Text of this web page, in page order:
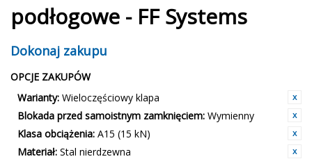
podłogowe - FF Systems
Dokonaj zakupu
OPCJE ZAKUPÓW
Warianty: Wieloczęściowy klapa
Blokada przed samoistnym zamknięciem: Wymienny
Klasa obciążenia: A15 (15 kN)
Materiał: Stal nierdzewna